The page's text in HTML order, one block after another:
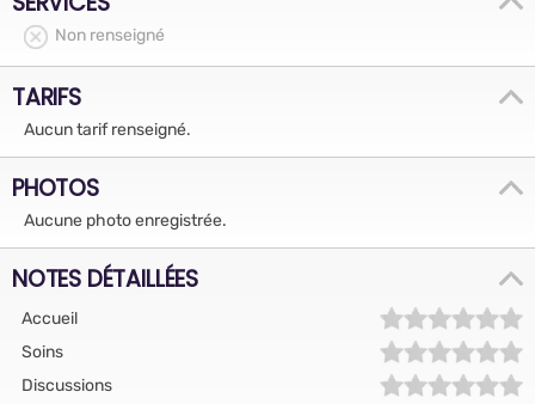
Non renseigné
TARIFS
Aucun tarif renseigné.
PHOTOS
Aucune photo enregistrée.
NOTES DÉTAILLÉES
Accueil
Soins
Discussions